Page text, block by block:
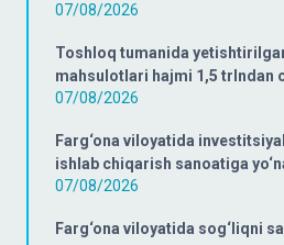
07/08/2026
Toshloq tumanida
mahsulotlari hajmi 1,5 trlndan
07/08/2026
Farg‘ona viloyatida
ishlab chiqarish sanoatiga
07/08/2026
Farg‘ona viloyatida sog‘liqni